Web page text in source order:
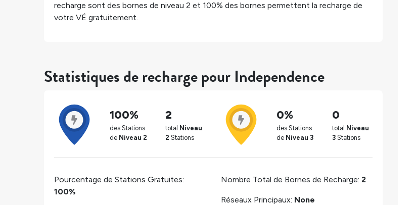
recharge sont des bornes de niveau 2 et 100% des bornes permettent la recharge de
votre VÉ gratuitement.
Statistiques de recharge pour Independence
100%
des Stations
de Niveau 2
2
total Niveau
2 Stations
0%
des Stations
de Niveau 3
0
total Niveau
3 Stations
Pourcentage de Stations Gratuites:
100%
Nombre Total de Bornes de Recharge: 2
Réseaux Principaux: None